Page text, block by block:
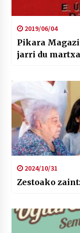
2019/06/04
Pikara
jarri du
2024/10/31
Zestoako